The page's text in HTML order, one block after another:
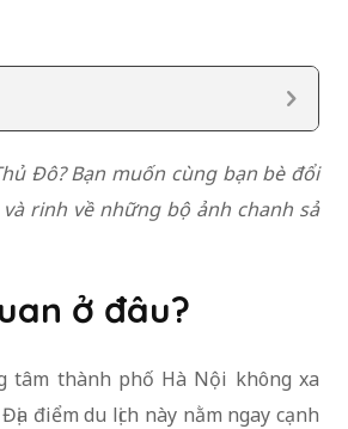
Đô? Bạn muốn cùng bạn bè đổi
rinh về những bộ ảnh chanh sả
ở đâu?
tâm thành phố Hà Nội không xa
điểm du lịch này nằm ngay cạnh